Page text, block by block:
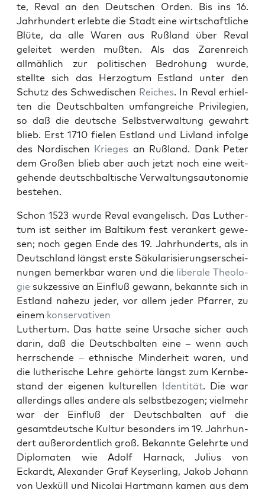
te, Reval an den Deutschen Orden. Bis ins 16.
Jahrhun­dert erlebte die Stadt eine wirtschaftliche
Blüte, da alle Waren aus Ruß­land über Reval
geleit­et wer­den mußten. Als das Zaren­re­ich
allmäh­lich zur poli­tis­chen Bedro­hung wurde,
stellte sich das Her­zog­tum Est­land unter den
Schutz des Schwedis­chen Reich­es. In Reval erhiel­
ten die Deutschbal­ten umfan­gre­iche Priv­i­legien,
so daß die deutsche Selb­stver­wal­tung gewahrt
blieb. Erst 1710 fie­len Est­land und Liv­land infolge
des Nordis­chen Krieges an Ruß­land. Dank Peter
dem Großen blieb aber auch jet­zt noch eine weit­
ge­hende deutschbaltische Ver­wal­tungsau­tonomie
beste­hen.
Schon 1523 wurde Reval evan­ge­lisch. Das Luther­
tum ist sei­ther im Baltikum fest ver­ankert gewe­
sen; noch gegen Ende des 19. Jahrhun­derts, als in
Deutsch­land längst erste Säku­lar­isierungser­schei­
n­un­gen bemerk­bar waren und die lib­erale The­olo­
gie sukzes­sive an Ein­fluß gewann, bekan­nte sich in
Est­land nahezu jed­er, vor allem jed­er Pfar­rer, zu
einem kon­ser­v­a­tiv­en
Luther­tum. Das hat­te seine Ursache sich­er auch
darin, daß die Deutschbal­ten eine – wenn auch
herrschende – eth­nis­che Min­der­heit waren, und
die lutherische Lehre gehörte längst zum Kernbe­
stand der eige­nen kul­turellen Iden­tität. Die war
allerd­ings alles andere als selb­st­be­zo­gen; vielmehr
war der Ein­fluß der Deutschbal­ten auf die
gesamt­deutsche Kul­tur beson­ders im 19. Jahrhun­
dert außeror­dentlich groß. Bekan­nte Gelehrte und
Diplo­mat­en wie Adolf Har­nack, Julius von
Eckardt, Alexan­der Graf Key­ser­ling, Jakob Johann
von Uexküll und Nico­lai Hart­mann kamen aus dem